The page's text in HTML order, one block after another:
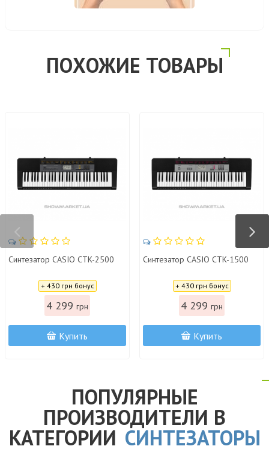
ПОХОЖИЕ ТОВАРЫ
Синтезатор CASIO CTK-2500
+ 430 грн бонус
4 299 грн
Купить
Синтезатор CASIO CTK-1500
+ 430 грн бонус
4 299 грн
Купить
ПОПУЛЯРНЫЕ
ПРОИЗВОДИТЕЛИ В
КАТЕГОРИИ СИНТЕЗАТОРЫ